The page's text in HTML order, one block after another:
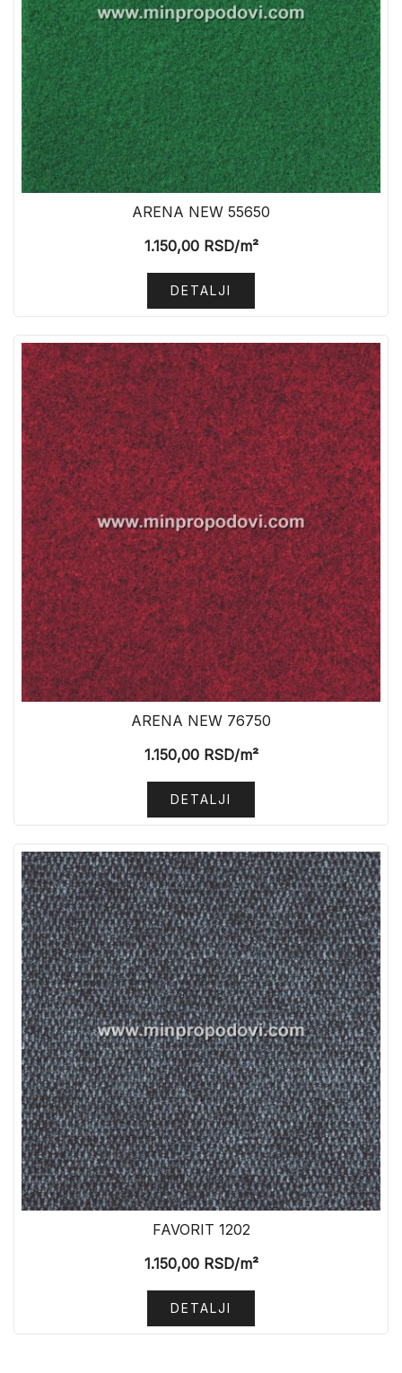
ARENA NEW 55650
1.150,00RSD/m²
DETALJI
ARENA NEW 76750
1.150,00RSD/m²
DETALJI
FAVORIT 1202
1.150,00RSD/m²
DETALJI